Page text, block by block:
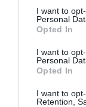
consent section.
I want to
Personal
Opted In
I want to
Personal
Opted In
I want to
Retention,
KÉT ÚJ